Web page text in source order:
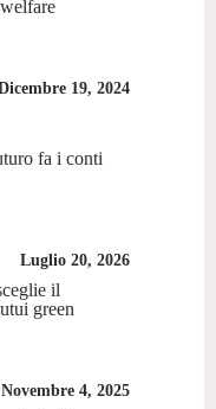
19, 2024
fa i conti
Luglio 20, 2026
il
green
Novembre 4, 2025